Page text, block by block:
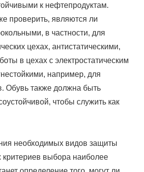
к нефтепродуктам.
проверить, являются ли
в частности, для
цехах, антистатическими,
в цехах с электростатическим
например, для
Обувь также должна быть
чтобы служить как
необходимых видов защиты
выбора наиболее